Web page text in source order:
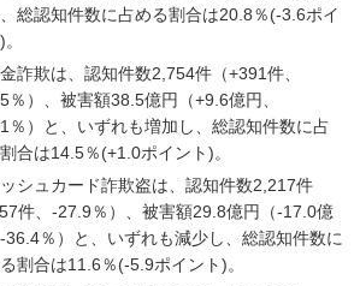
総認知件数に占める割合は20.8％(-3.6ポイ
詐欺は、認知件数2,754件（+391件、
％）、被害額38.5億円（+9.6億円、
％）と、いずれも増加し、総認知件数に占
合は14.5％(+1.0ポイント)。
シュカード詐欺盗は、認知件数2,217件
件、-27.9％）、被害額29.8億円（-17.0億
36.4％）と、いずれも減少し、総認知件数に
割合は11.6％(-5.9ポイント)。